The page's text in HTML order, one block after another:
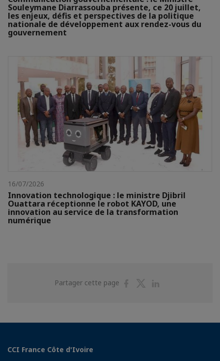
Souleymane Diarrassouba présente, ce 20 juillet,
les enjeux, défis et perspectives de la politique
nationale de développement aux rendez-vous du
gouvernement
16/07/2026
Innovation technologique : le ministre Djibril
Ouattara réceptionne le robot KAYOD, une
innovation au service de la transformation
numérique
Partager cette page
PartagerPartager
CCI France Côte d'Ivoire